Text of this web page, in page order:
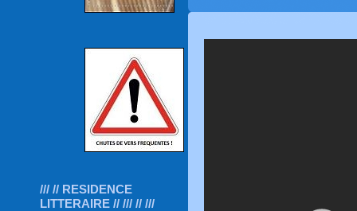
/// // RESIDENCE
LITTERAIRE // /// // ///